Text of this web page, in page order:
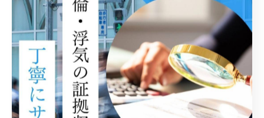
にこれらの機能を総合的に確認しましょう。
例えば、フルハイビジョン以上の高解像度カメラを搭載
した機種は夜間の映像も鮮明に記録でき、GPS機能付き
であれば車の移動履歴も残せます。音声録音機能の有無
も、車内での会話や電話のやりとりなど重要な証拠取得
につながります。